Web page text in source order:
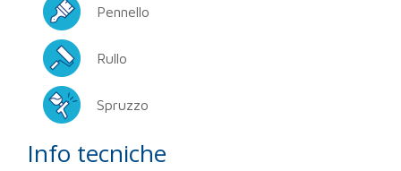
Pennello
Rullo
Spruzzo
Info tecniche